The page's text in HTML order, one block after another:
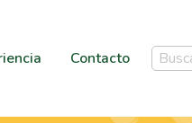
Contacto